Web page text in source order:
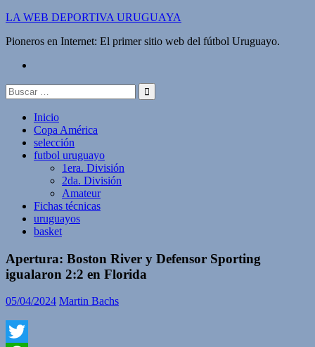
Saltar
contenido
LA WEB DEPORTIVA URUGUAYA
Pioneros en Internet: El primer sitio web del fútbol Uruguayo.
Buscar:
Inicio
Copa América
selección
futbol uruguayo
1era. División
2da. División
Amateur
Fichas técnicas
uruguayos
basket
Apertura: Boston River y Defensor Sporting
igualaron 2:2 en Florida
05/04/2024 Martin Bachs